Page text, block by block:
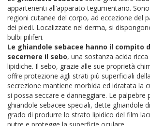
appartenenti all’apparato tegumentario.
regioni cutanee del corpo, ad eccezione del
dei piedi. Localizzate nel derma, si
bulbi piliferi.
Le ghiandole sebacee hanno il compito
secernere il sebo, una sostanza acida
lipidiche. Il sebo, grazie alle sue proprietà
offre protezione agli strati più superficiali
secrezione mantiene morbida ed idratata la
si possa seccare e danneggiare. Le palpebre
ghiandole sebacee speciali, dette ghiandole
grado di produrre lo strato lipidico del film